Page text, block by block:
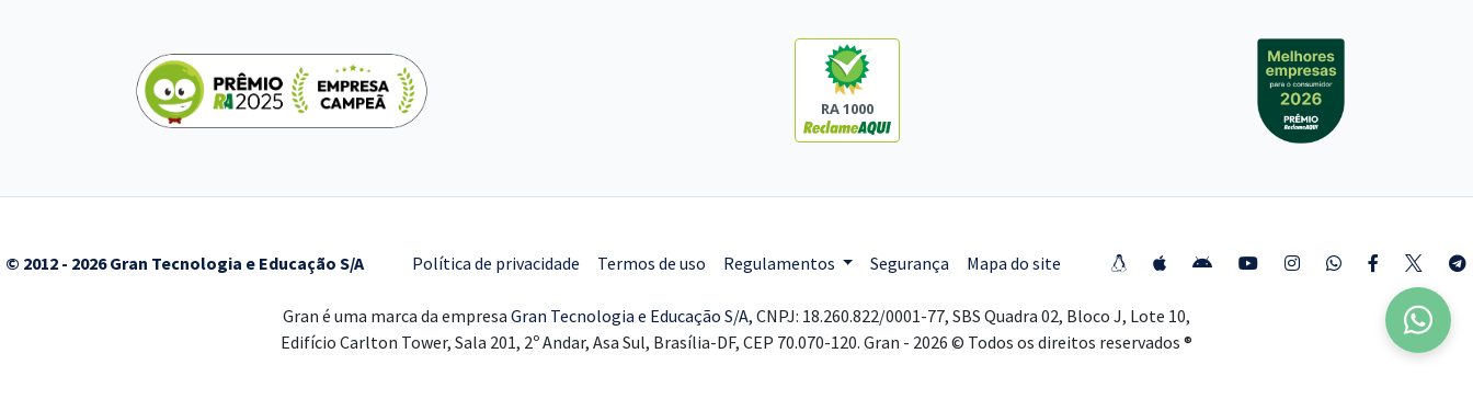
RA 1000
© 2012 - 2026 Gran Tecnologia e Educação S/A Política de privacidade Termos de uso Regulamentos Segurança Mapa do site
Gran é uma marca da empresa Gran Tecnologia e Educação S/A, CNPJ: 18.260.822/0001-77, SBS Quadra 02, Bloco J, Lote 10,
Edifício Carlton Tower, Sala 201, 2º Andar, Asa Sul, Brasília-DF, CEP 70.070-120. Gran - 2026 © Todos os direitos reservados ®